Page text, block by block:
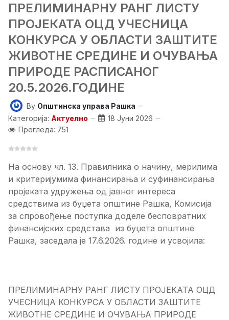
ПРЕЛИМИНАРНУ РАНГ ЛИСТУ
ПРОЈЕКАТА ОЦД УЧЕСНИЦА
КОНКУРСА У ОБЛАСТИ ЗАШТИТЕ
ЖИВОТНЕ СРЕДИНЕ И ОЧУВАЊА
ПРИРОДЕ РАСПИСАНОГ
20.5.2026.ГОДИНЕ
By Општинска управа Рашка
Категорија: Актуелно
18 Јуни 2026
Прегледа: 751
На основу чл. 13. Правилника о начину, мерилима
и критеријумима финансирања и суфинансирања
пројеката удружења од јавног интереса
средствима из буџета општине Рашка, Комисија
за спровођење поступка доделе бесповратних
финансијских средстава из буџета општине
Рашка, заседала је 17.6.2026. године и усвојила:
ПРЕЛИМИНАРНУ РАНГ ЛИСТУ ПРОЈЕКАТА ОЦД
УЧЕСНИЦА КОНКУРСА У ОБЛАСТИ ЗАШТИТЕ
ЖИВОТНЕ СРЕДИНЕ И ОЧУВАЊА ПРИРОДЕ